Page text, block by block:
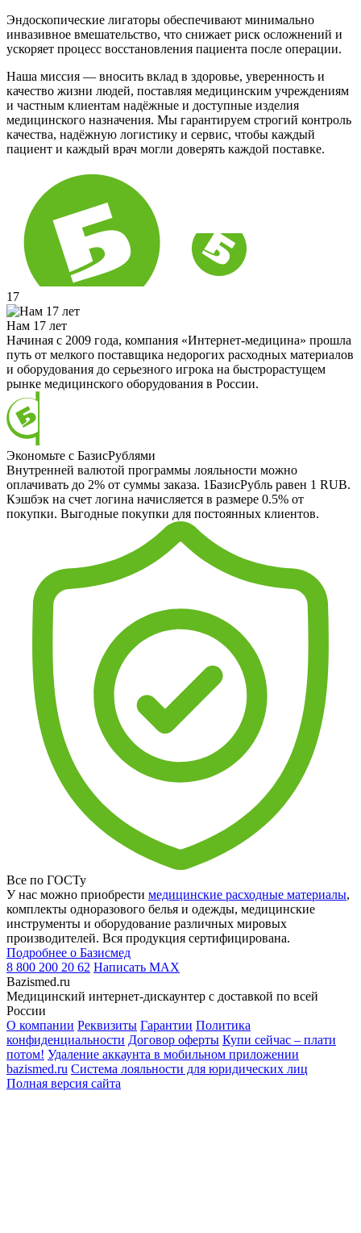
Эндоскопические лигаторы обеспечивают минимально
инвазивное вмешательство, что снижает риск осложнений и
ускоряет процесс восстановления пациента после операции.
Наша миссия — вносить вклад в здоровье, уверенность и
качество жизни людей, поставляя медицинским учреждениям
и частным клиентам надёжные и доступные изделия
медицинского назначения. Мы гарантируем строгий контроль
качества, надёжную логистику и сервис, чтобы каждый
пациент и каждый врач могли доверять каждой поставке.
17
Нам 17 лет
Начиная с 2009 года, компания «Интернет-медицина» прошла
путь от мелкого поставщика недорогих расходных материалов
и оборудования до серьезного игрока на быстрорастущем
рынке медицинского оборудования в России.
Экономьте с БазисРублями
Внутренней валютой программы лояльности можно
оплачивать до 2% от суммы заказа. 1БазисРубль равен 1 RUB.
Кэшбэк на счет логина начисляется в размере 0.5% от
покупки. Выгодные покупки для постоянных клиентов.
Все по ГОСТу
У нас можно приобрести медицинские расходные материалы,
комплекты одноразового белья и одежды, медицинские
инструменты и оборудование различных мировых
производителей. Вся продукция сертифицирована.
Подробнее о Базисмед
8 800 200 20 62 Написать MAX
Bazismed.ru
Медицинский интернет-дискаунтер с доставкой по всей
России
О компании Реквизиты Гарантии Политика
конфиденциальности Договор оферты Купи сейчас – плати
потом! Удаление аккаунта в мобильном приложении
bazismed.ru Система лояльности для юридических лиц
Полная версия сайта